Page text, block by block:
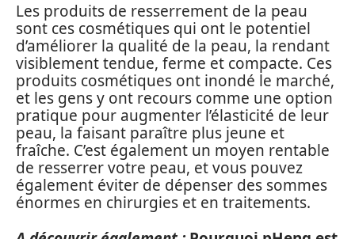
Les produits de resserrement de la peau
sont ces cosmétiques qui ont le potentiel
d’améliorer la qualité de la peau, la rendant
visiblement tendue, ferme et compacte. Ces
produits cosmétiques ont inondé le marché,
et les gens y ont recours comme une option
pratique pour augmenter l’élasticité de leur
peau, la faisant paraître plus jeune et
fraîche. C’est également un moyen rentable
de resserrer votre peau, et vous pouvez
également éviter de dépenser des sommes
énormes en chirurgies et en traitements.